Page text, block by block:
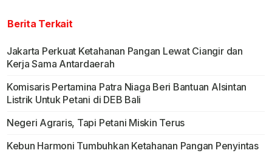
Berita Terkait
Jakarta Perkuat Ketahanan Pangan Lewat Ciangir dan
Kerja Sama Antardaerah
Komisaris Pertamina Patra Niaga Beri Bantuan Alsintan
Listrik Untuk Petani di DEB Bali
Negeri Agraris, Tapi Petani Miskin Terus
Kebun Harmoni Tumbuhkan Ketahanan Pangan Penyintas